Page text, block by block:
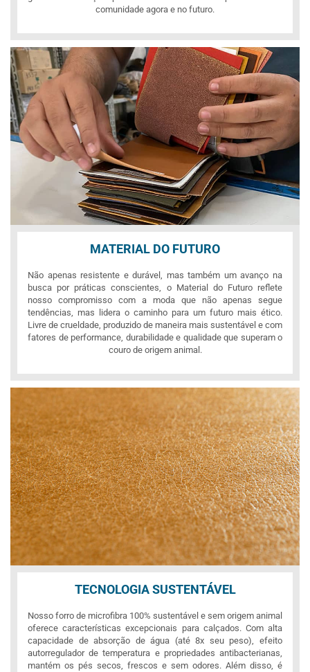
comunidade agora e no futuro.
MATERIAL DO FUTURO
Não apenas resistente e durável, mas também um avanço na
busca por práticas conscientes, o Material do Futuro reflete
nosso compromisso com a moda que não apenas segue
tendências, mas lidera o caminho para um futuro mais ético.
Livre de crueldade, produzido de maneira mais sustentável e com
fatores de performance, durabilidade e qualidade que superam o
couro de origem animal.
TECNOLOGIA SUSTENTÁVEL
Nosso forro de microfibra 100% sustentável e sem origem animal
oferece características excepcionais para calçados. Com alta
capacidade de absorção de água (até 8x seu peso), efeito
autorregulador de temperatura e propriedades antibacterianas,
mantém os pés secos, frescos e sem odores. Além disso, é